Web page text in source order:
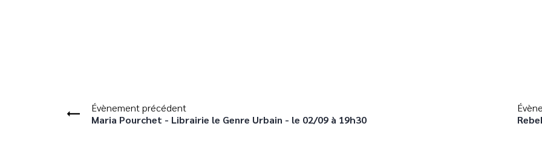
Évènement précédent
Maria Pourchet - Librairie le Genre Urbain - le 02/09 à 19h30